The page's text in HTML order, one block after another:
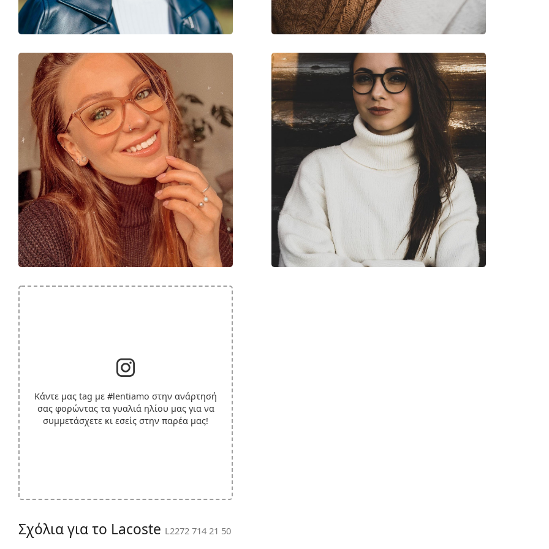
Μάρκα:
Lacoste
Κωδικός Προϊόντος / Μοντέλο:
L2272 714 21 50
Κάντε μας tag με #lentiamo στην ανάρτησή
σας φορώντας τα γυαλιά ηλίου μας για να
συμμετάσχετε κι εσείς στην παρέα μας!
Σχόλια για το Lacoste L2272 714 21 50